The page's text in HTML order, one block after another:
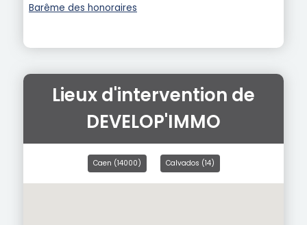
Barême des honoraires
Lieux d'intervention de
DEVELOP'IMMO
Caen (14000) Calvados (14)